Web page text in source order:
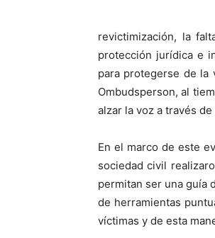
revictimización, la
protección jurídica e
para protegerse de la
Ombudsperson, al
alzar la voz a través
En el marco de este
sociedad civil
permitan ser una guía
de herramientas
víctimas y de esta